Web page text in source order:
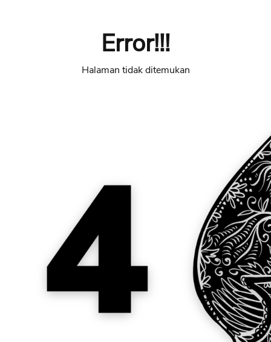
Error!!!
Halaman tidak ditemukan